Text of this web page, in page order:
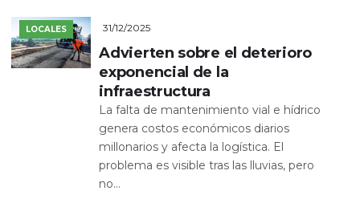
LOCALES 31/12/2025
Advierten sobre el deterioro
exponencial de la
infraestructura
La falta de mantenimiento vial e hídrico
genera costos económicos diarios
millonarios y afecta la logística. El
problema es visible tras las lluvias, pero
no...